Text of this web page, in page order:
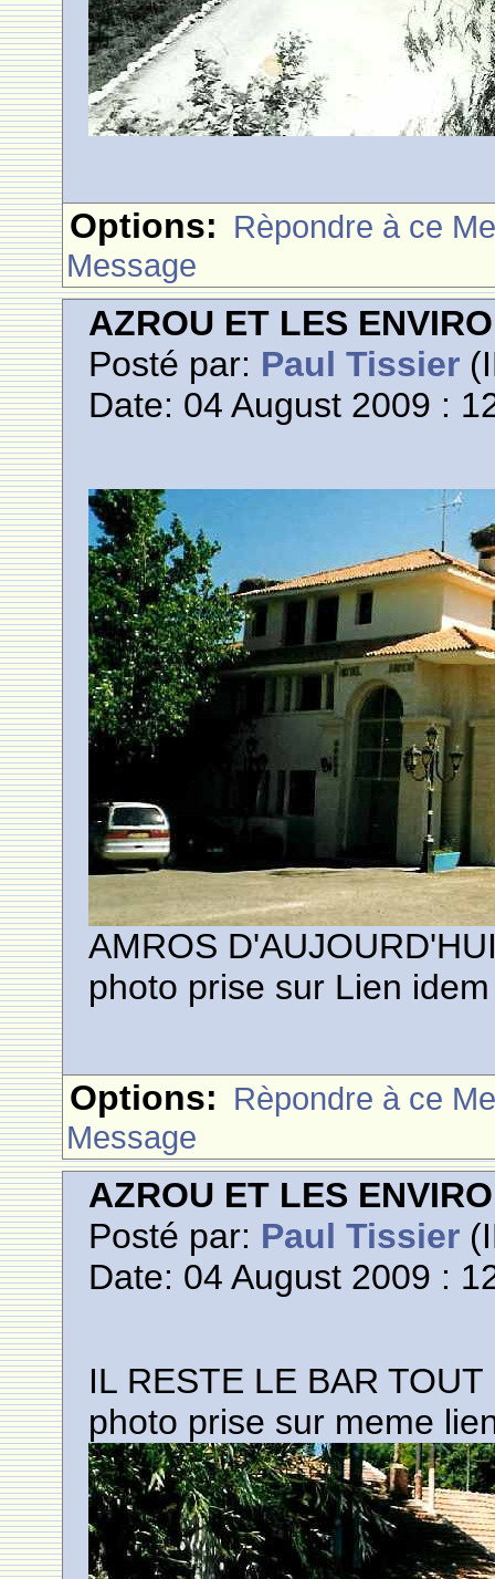
Options: Rèpondre à ce
Message
AZROU ET LES
Posté par: Paul Tissier
Date: 04 August 2009 :
AMROS
photo prise sur Lien
Options: Rèpondre à ce
Message
AZROU ET LES
Posté par: Paul Tissier
Date: 04 August 2009 :
IL RESTE LE BAR
photo prise sur meme